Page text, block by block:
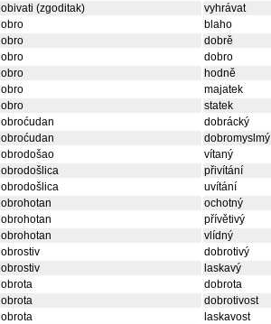
(zgoditak)
vyhrávat
blaho
dobrě
dobro
hodně
majatek
statek
dobrácký
dobromyslmý
vítaný
přivítání
uvítání
ochotný
přívětivý
vlídný
dobrotivý
laskavý
dobrota
dobrotivost
laskavost